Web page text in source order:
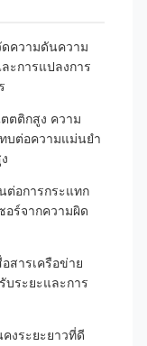
Ex d IIC T6 Gb, Ex
ความดันความ
ะการแปลงการ
ตติกสูง ความ
บต่อความแม่นยํา
ต่อการกระแทก
อร์จากความผิด
สารเครือข่าย
บระยะและการ
งระยะยาวที่ดี